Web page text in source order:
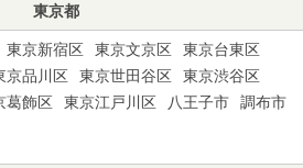
東京都
東京新宿区 東京文京区
東京台東区
京品川区 東京世田谷区
東京渋谷区
葛飾区 東京江戸川区 八王子市
調布市